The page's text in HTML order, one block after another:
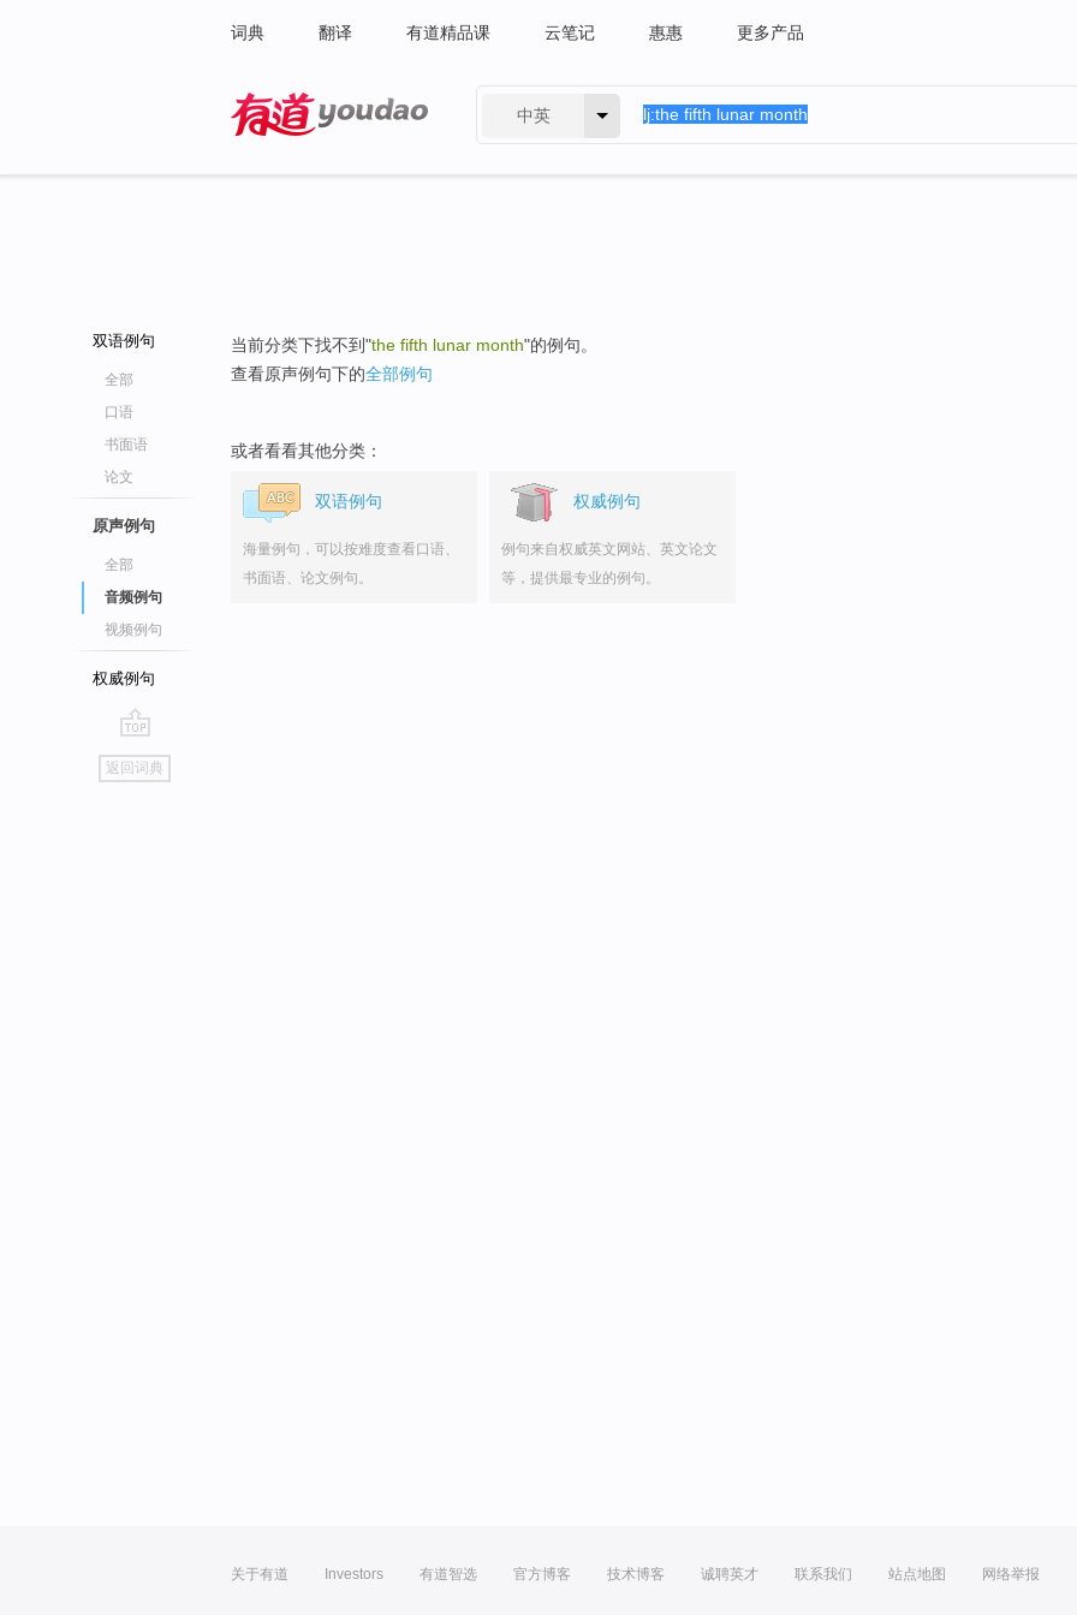
词典 翻译 有道精品课 云笔记 惠惠 更多产品
中英
双语例句
全部
口语
书面语
论文
原声例句
全部
音频例句
视频例句
权威例句
go
top
返回词典
当前分类下找不到"the fifth lunar month"的例句。
查看原声例句下的全部例句
或者看看其他分类：
双语例句
海量例句，可以按难度查看口语、
书面语、论文例句。
权威例句
例句来自权威英文网站、英文论文
等，提供最专业的例句。
关于有道 Investors 有道智选 官方博客 技术博客 诚聘英才 联系我们 站点地图 网络举报